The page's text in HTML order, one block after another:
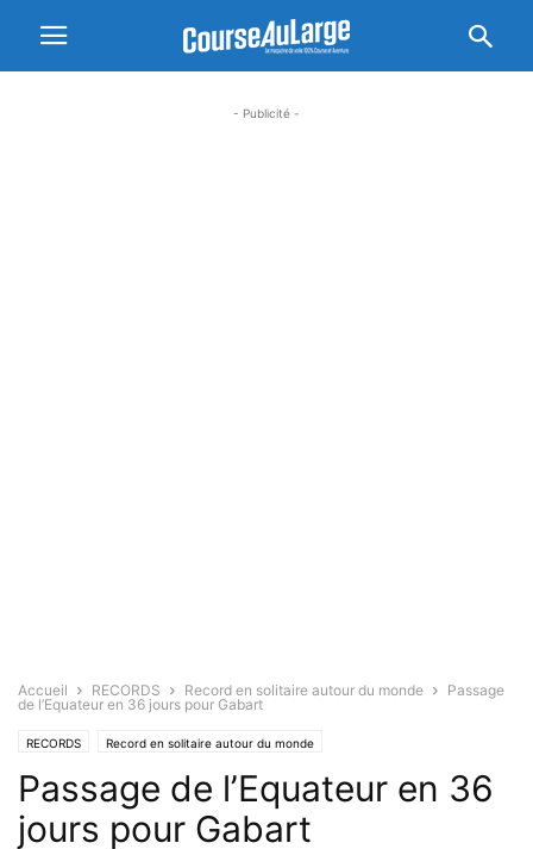
- Publicité -
Accueil RECORDS Record en solitaire autour du monde
Passage
de l’Equateur en 36 jours pour Gabart
RECORDS Record en solitaire autour du monde
Passage de l’Equateur en 36
jours pour Gabart